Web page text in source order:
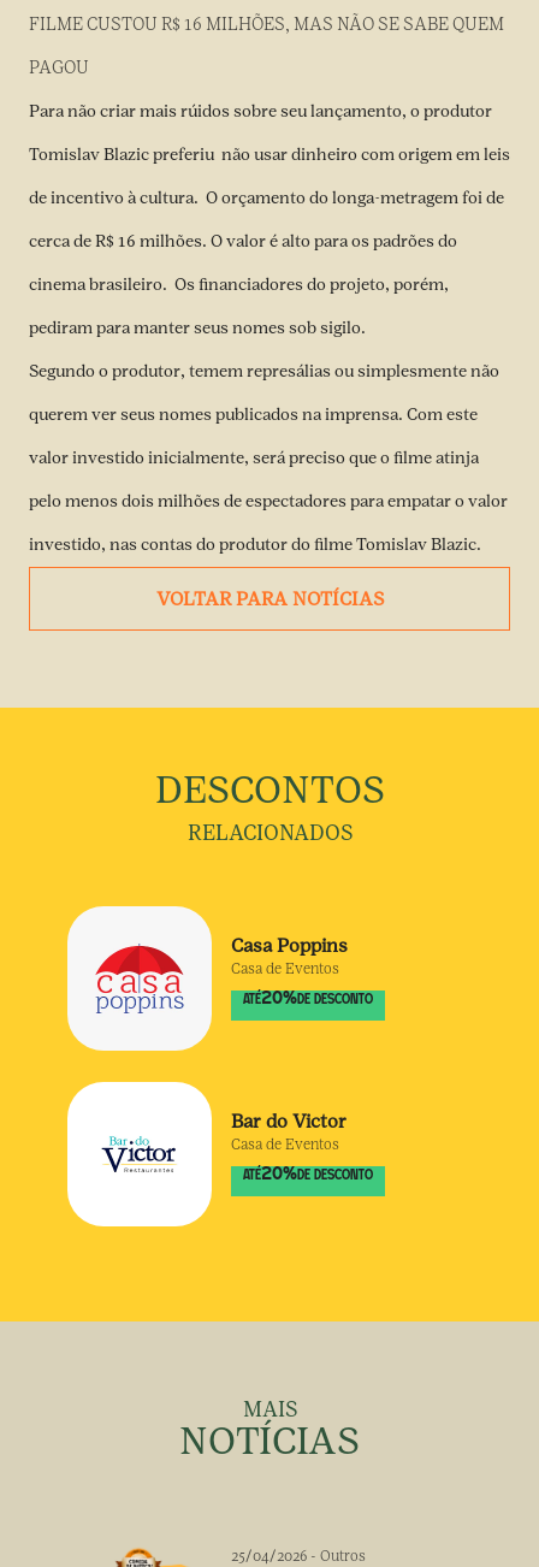
FILME CUSTOU R$ 16 MILHÕES, MAS NÃO SE SABE QUEM
PAGOU
Para não criar mais rúidos sobre seu lançamento, o produtor
Tomislav Blazic preferiu não usar dinheiro com origem em leis
de incentivo à cultura. O orçamento do longa-metragem foi de
cerca de R$ 16 milhões. O valor é alto para os padrões do
cinema brasileiro. Os financiadores do projeto, porém,
pediram para manter seus nomes sob sigilo.
Segundo o produtor, temem represálias ou simplesmente não
querem ver seus nomes publicados na imprensa. Com este
valor investido inicialmente, será preciso que o filme atinja
pelo menos dois milhões de espectadores para empatar o valor
investido, nas contas do produtor do filme Tomislav Blazic.
VOLTAR PARA NOTÍCIAS
DESCONTOS
RELACIONADOS
Casa Poppins
Casa de Eventos
ATÉ20% DE DESCONTO
Bar do Victor
Casa de Eventos
ATÉ20% DE DESCONTO
MAIS
NOTÍCIAS
25/04/2026 - Outros